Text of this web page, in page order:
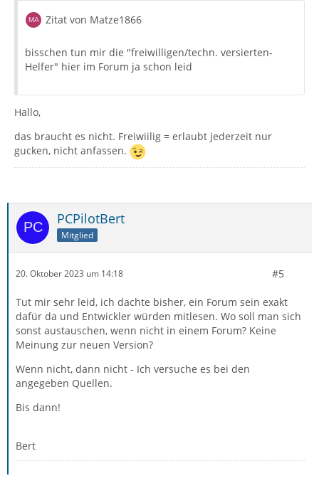
Zitat von Matze1866
bisschen tun mir die "freiwilligen/techn. versierten-
Helfer" hier im Forum ja schon leid
Hallo,
das braucht es nicht. Freiwiilig = erlaubt jederzeit nur
gucken, nicht anfassen.
PCPilotBert
Mitglied
20. Oktober 2023 um 14:18 #5
Tut mir sehr leid, ich dachte bisher, ein Forum sein exakt
dafür da und Entwickler würden mitlesen. Wo soll man sich
sonst austauschen, wenn nicht in einem Forum? Keine
Meinung zur neuen Version?
Wenn nicht, dann nicht - Ich versuche es bei den
angegeben Quellen.
Bis dann!
Bert